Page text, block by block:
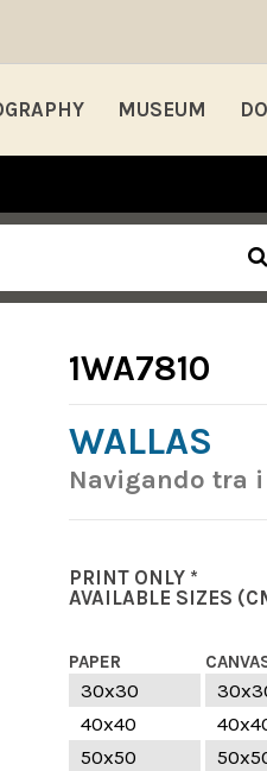
MUSEUM
1WA7810
WALLAS
Navigando tra
PRINT ONLY *
AVAILABLE SIZES
PAPER
30x30
40x40
50x50